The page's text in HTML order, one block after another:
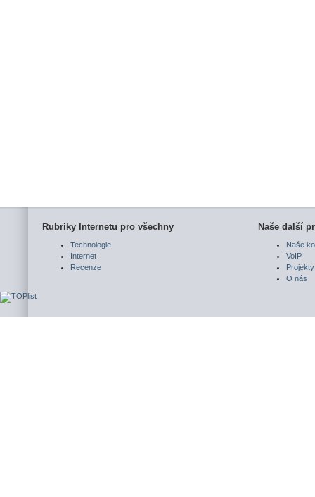
Rubriky Internetu pro všechny
Technologie
Internet
Recenze
Naše další
Naše
VoIP
Projekty
O nás